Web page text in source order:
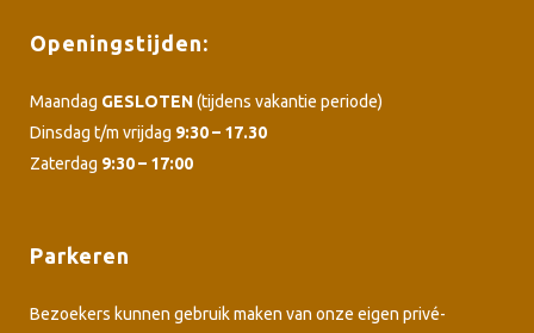
Openingstijden:
Maandag GESLOTEN(tijdens vakantie periode)
Dinsdag t/m vrijdag 9:30 – 17.30
Zaterdag 9:30 – 17:00
Parkeren
Bezoekers kunnen gebruik maken van onze eigen privé-